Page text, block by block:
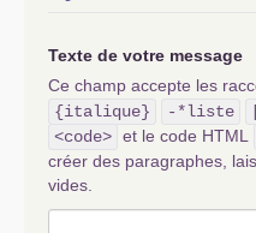
Texte de votre message
Ce champ accepte les
{italique}
-*liste
<code> et le code HTML
créer des paragraphes,
vides.